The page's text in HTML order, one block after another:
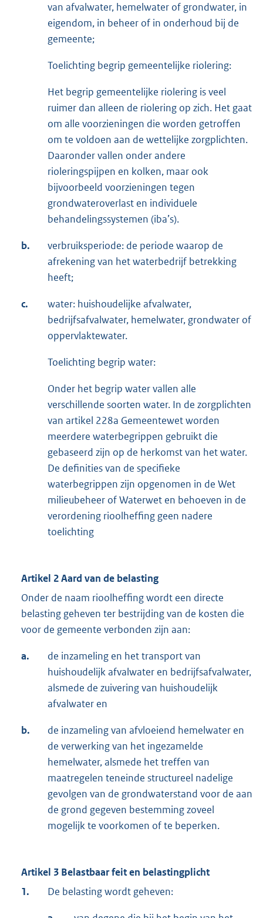
van afvalwater, hemelwater of grondwater, in
eigendom, in beheer of in onderhoud bij de
gemeente;
Toelichting begrip gemeentelijke riolering:
Het begrip gemeentelijke riolering is veel
ruimer dan alleen de riolering op zich. Het gaat
om alle voorzieningen die worden getroffen
om te voldoen aan de wettelijke zorgplichten.
Daaronder vallen onder andere
rioleringspijpen en kolken, maar ook
bijvoorbeeld voorzieningen tegen
grondwateroverlast en individuele
behandelingssystemen (iba’s).
b.
verbruiksperiode: de periode waarop de
afrekening van het waterbedrijf betrekking
heeft;
c.
water: huishoudelijke afvalwater,
bedrijfsafvalwater, hemelwater, grondwater of
oppervlaktewater.
Toelichting begrip water:
Onder het begrip water vallen alle
verschillende soorten water. In de zorgplichten
van artikel 228a Gemeentewet worden
meerdere waterbegrippen gebruikt die
gebaseerd zijn op de herkomst van het water.
De definities van de specifieke
waterbegrippen zijn opgenomen in de Wet
milieubeheer of Waterwet en behoeven in de
verordening rioolheffing geen nadere
toelichting
Artikel 2 Aard van de belasting
Onder de naam rioolheffing wordt een directe
belasting geheven ter bestrijding van de kosten die
voor de gemeente verbonden zijn aan:
a.
de inzameling en het transport van
huishoudelijk afvalwater en bedrijfsafvalwater,
alsmede de zuivering van huishoudelijk
afvalwater en
b.
de inzameling van afvloeiend hemelwater en
de verwerking van het ingezamelde
hemelwater, alsmede het treffen van
maatregelen teneinde structureel nadelige
gevolgen van de grondwaterstand voor de aan
de grond gegeven bestemming zoveel
mogelijk te voorkomen of te beperken.
Artikel 3 Belastbaar feit en belastingplicht
1.
De belasting wordt geheven: